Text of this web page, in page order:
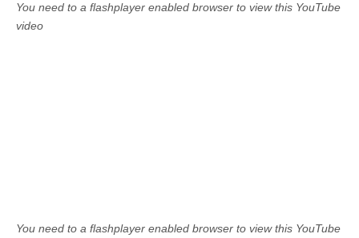
You need to a flashplayer enabled browser to view this YouTube
video
You need to a flashplayer enabled browser to view this YouTube